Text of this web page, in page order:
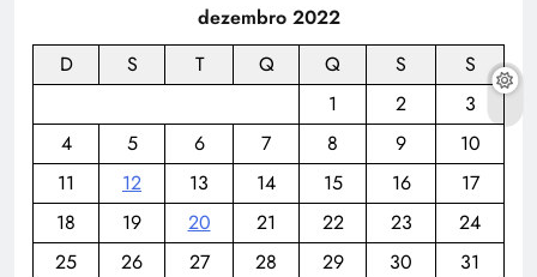
dezembro 2022
D
S T Q Q S
S
1
2
3
4
5 6 7 8 9
10
11
12 13 14 15 16
17
18
19 20 21 22 23
24
25
26 27 28 29 30 31